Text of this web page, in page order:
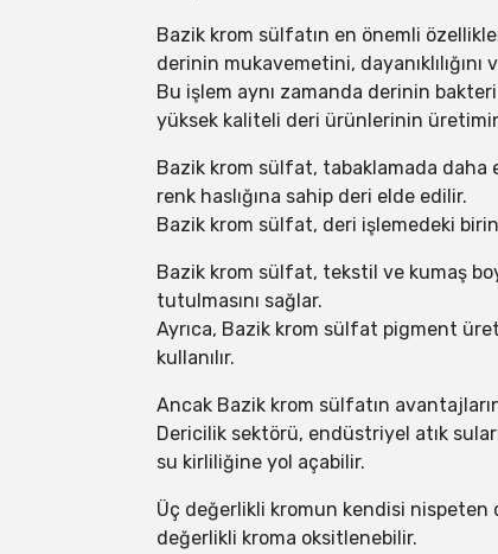
Bazik krom sülfatın en önemli
derinin mukavemetini, dayanıklılığını
Bu işlem aynı zamanda derinin
yüksek kaliteli deri ürünlerinin
Bazik krom sülfat, tabaklamada daha
renk haslığına sahip deri elde edilir.
Bazik krom sülfat, deri işlemedeki
Bazik krom sülfat, tekstil ve kumaş
tutulmasını sağlar.
Ayrıca, Bazik krom sülfat pigment
kullanılır.
Ancak Bazik krom sülfatın
Dericilik sektörü, endüstriyel atık
su kirliliğine yol açabilir.
Üç değerlikli kromun kendisi nispeten
değerlikli kroma oksitlenebilir.